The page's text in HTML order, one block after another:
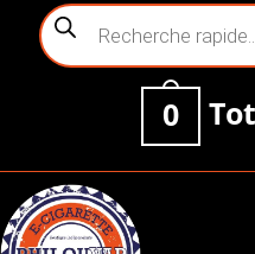
content
Recherche
de
0